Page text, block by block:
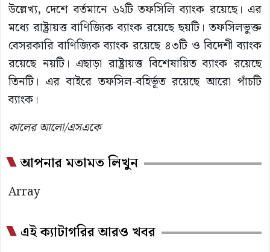
উল্লেখ্য, দেশে বর্তমানে ৬২টি তফসিলি ব্যাংক রয়েছে। এর
মধ্যে রাষ্ট্রায়ত্ত বাণিজ্যিক ব্যাংক রয়েছে ছয়টি। তফসিলভুক্ত
বেসরকারি বাণিজ্যিক ব্যাংক রয়েছে ৪৩টি ও বিদেশী ব্যাংক
রয়েছে নয়টি। এছাড়া রাষ্ট্রায়ত্ত বিশেষায়িত ব্যাংক রয়েছে
তিনটি। এর বাইরে তফসিল-বহির্ভূত রয়েছে আরো পাঁচটি
ব্যাংক।
কালের আলো/এসএকে
আপনার মতামত লিখুন
Array
এই ক্যাটাগরির আরও খবর